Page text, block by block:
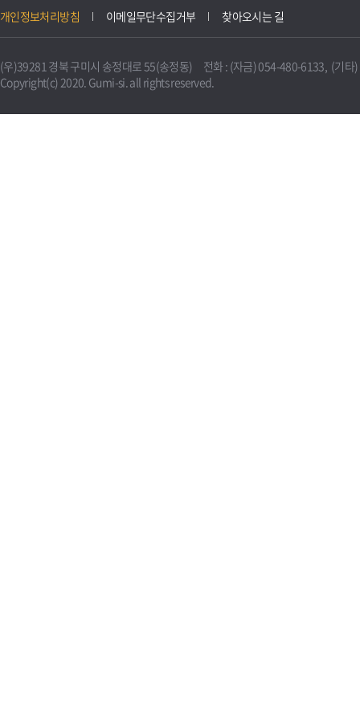
개인정보처리방침 이메일무단수집거부 찾아오시는 길
(우)39281 경북 구미시 송정대로 55(송정동) 전화 : (자금) 054-480-6133, (기타
Copyright(c) 2020. Gumi-si. all rights reserved.